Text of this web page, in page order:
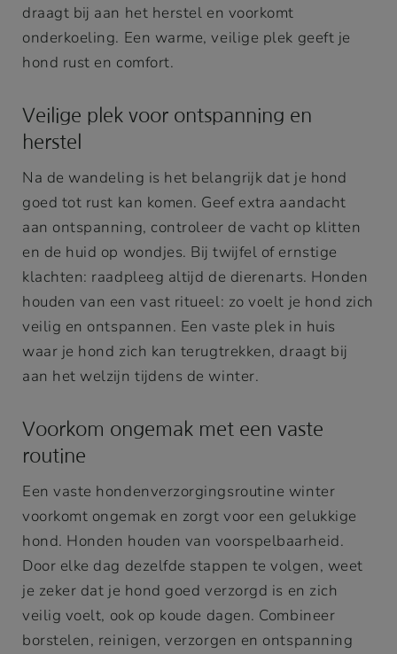
draagt bij aan het herstel en voorkomt
onderkoeling. Een warme, veilige plek geeft je
hond rust en comfort.
Veilige plek voor ontspanning en
herstel
Na de wandeling is het belangrijk dat je hond
goed tot rust kan komen. Geef extra aandacht
aan ontspanning, controleer de vacht op klitten
en de huid op wondjes. Bij twijfel of ernstige
klachten: raadpleeg altijd de dierenarts. Honden
houden van een vast ritueel: zo voelt je hond zich
veilig en ontspannen. Een vaste plek in huis
waar je hond zich kan terugtrekken, draagt bij
aan het welzijn tijdens de winter.
Voorkom ongemak met een vaste
routine
Een vaste hondenverzorgingsroutine winter
voorkomt ongemak en zorgt voor een gelukkige
hond. Honden houden van voorspelbaarheid.
Door elke dag dezelfde stappen te volgen, weet
je zeker dat je hond goed verzorgd is en zich
veilig voelt, ook op koude dagen. Combineer
borstelen, reinigen, verzorgen en ontspanning